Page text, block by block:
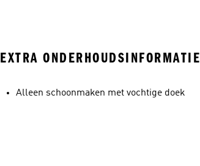
EXTRA ONDERHOUDSINFORMATIE
Alleen schoonmaken met vochtige doek